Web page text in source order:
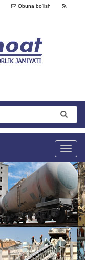
Obuna bo'lish
Toggle